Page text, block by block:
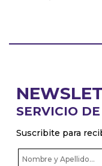
SERVICIO
Suscribite para